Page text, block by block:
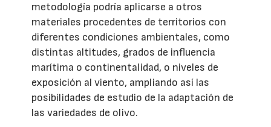
metodología podría aplicarse a otros
materiales procedentes de territorios con
diferentes condiciones ambientales, como
distintas altitudes, grados de influencia
marítima o continentalidad, o niveles de
exposición al viento, ampliando así las
posibilidades de estudio de la adaptación de
las variedades de olivo.